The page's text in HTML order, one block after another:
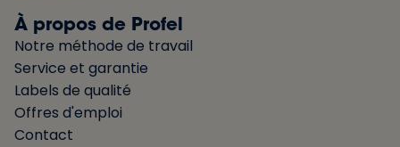
À propos de Profel
Notre méthode de travail
Service et garantie
Labels de qualité
Offres d'emploi
Contact